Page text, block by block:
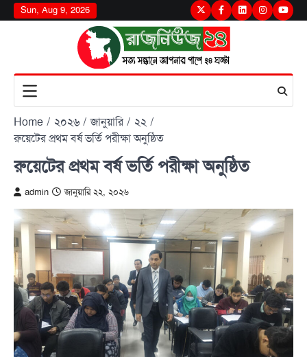
Skip
to
Sun, Aug 9, 2026 TwitterFacebook
LinkedInInstagram
Home ২০২৬ জানুয়ারি
২২
রুয়েটের প্রথম বর্ষ ভর্তি পরীক্ষা অনুষ্ঠিত
রুয়েটের প্রথম বর্ষ ভর্তি পরীক্ষা অনুষ্ঠিত
admin জানুয়ারি ২২, ২০২৬